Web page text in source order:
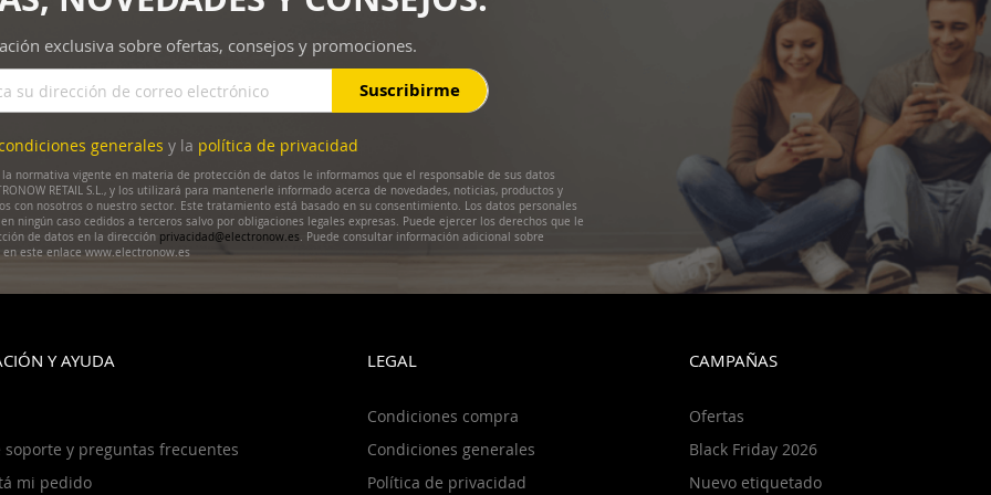
exclusiva sobre ofertas, consejos y promociones.
Suscribirme
generales y la política de privacidad
normativa vigente en materia de protección de datos le informamos que el responsable de sus datos
RETAIL S.L., y los utilizará para mantenerle informado acerca de novedades, noticias, productos y
con nosotros o nuestro sector. Este tratamiento está basado en su consentimiento. Los datos personales
ningún caso cedidos a terceros salvo por obligaciones legales expresas. Puede ejercer los derechos que le
de datos en la dirección privacidad@electronow.es. Puede consultar información adicional sobre
en este enlace www.electronow.es
Y AYUDA
soporte y preguntas frecuentes
mi pedido
LEGAL
Condiciones compra
Condiciones generales
Política de privacidad
CAMPAÑAS
Ofertas
Black Friday 2026
Nuevo etiquetado